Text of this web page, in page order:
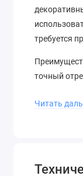
требуется
точный
нитки
Читать